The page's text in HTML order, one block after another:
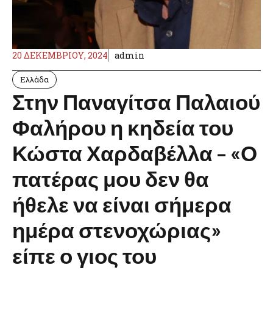
20 ΔΕΚΕΜΒΡΊΟΥ, 2024 admin
Ελλάδα
Στην Παναγίτσα Παλαιού
Φαλήρου η κηδεία του
Κώστα Χαρδαβέλλα – «Ο
πατέρας μου δεν θα
ήθελε να είναι σήμερα
ημέρα στενοχώριας»
είπε ο γιος του